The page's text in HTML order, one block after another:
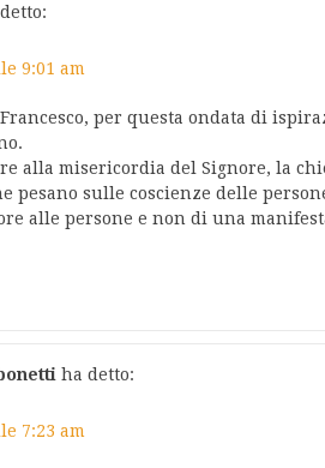
9:01 am
per questa ondata di
alla misericordia del Signore, la
pesano sulle coscienze delle
alle persone e non di una
ha detto:
7:23 am